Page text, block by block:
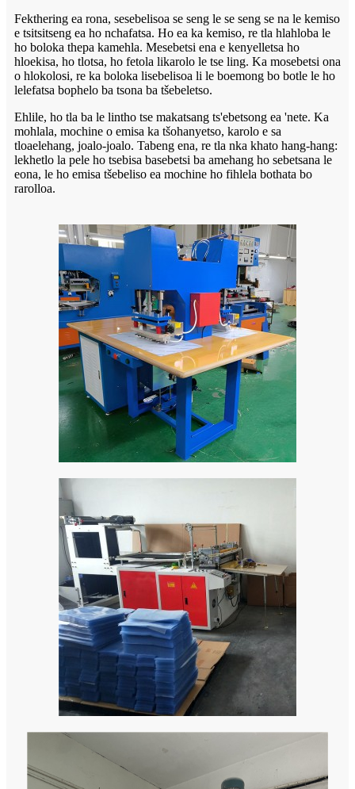
Fekthering ea rona, sesebelisoa se seng le se seng se na le kemiso
e tsitsitseng ea ho nchafatsa. Ho ea ka kemiso, re tla hlahloba le
ho boloka thepa kamehla. Mesebetsi ena e kenyelletsa ho
hloekisa, ho tlotsa, ho fetola likarolo le tse ling. Ka mosebetsi ona
o hlokolosi, re ka boloka lisebelisoa li le boemong bo botle le ho
lelefatsa bophelo ba tsona ba tšebeletso.
Ehlile, ho tla ba le lintho tse makatsang ts'ebetsong ea 'nete. Ka
mohlala, mochine o emisa ka tšohanyetso, karolo e sa
tloaelehang, joalo-joalo. Tabeng ena, re tla nka khato hang-hang:
lekhetlo la pele ho tsebisa basebetsi ba amehang ho sebetsana le
eona, le ho emisa tšebeliso ea mochine ho fihlela bothata bo
rarolloa.